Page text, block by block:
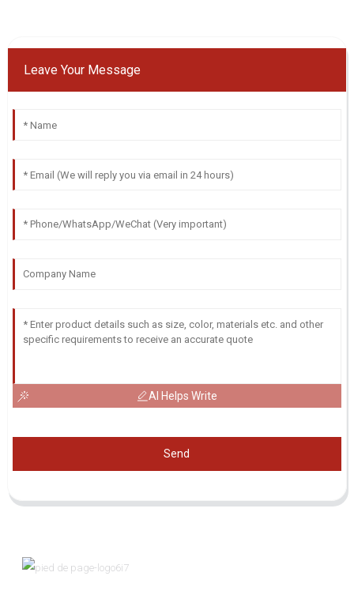
Leave Your Message
AI Helps Write
Send